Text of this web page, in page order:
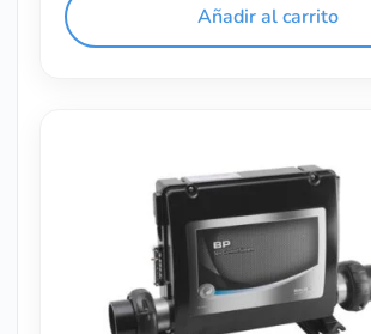
Añadir al carrito